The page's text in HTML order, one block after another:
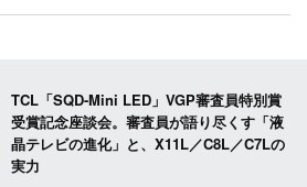
TCL「SQD-Mini LED」VGP審査員特別賞
受賞記念座談会。審査員が語り尽くす「液
晶テレビの進化」と、X11L／C8L／C7Lの
実力